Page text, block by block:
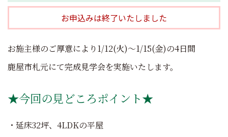
お申込みは終了いたしました
お施主様のご厚意により1/12(火)～1/15(金)の4日間
鹿屋市札元にて完成見学会を実施いたします。
★今回の見どころポイント★
・延床32坪、4LDKの平屋